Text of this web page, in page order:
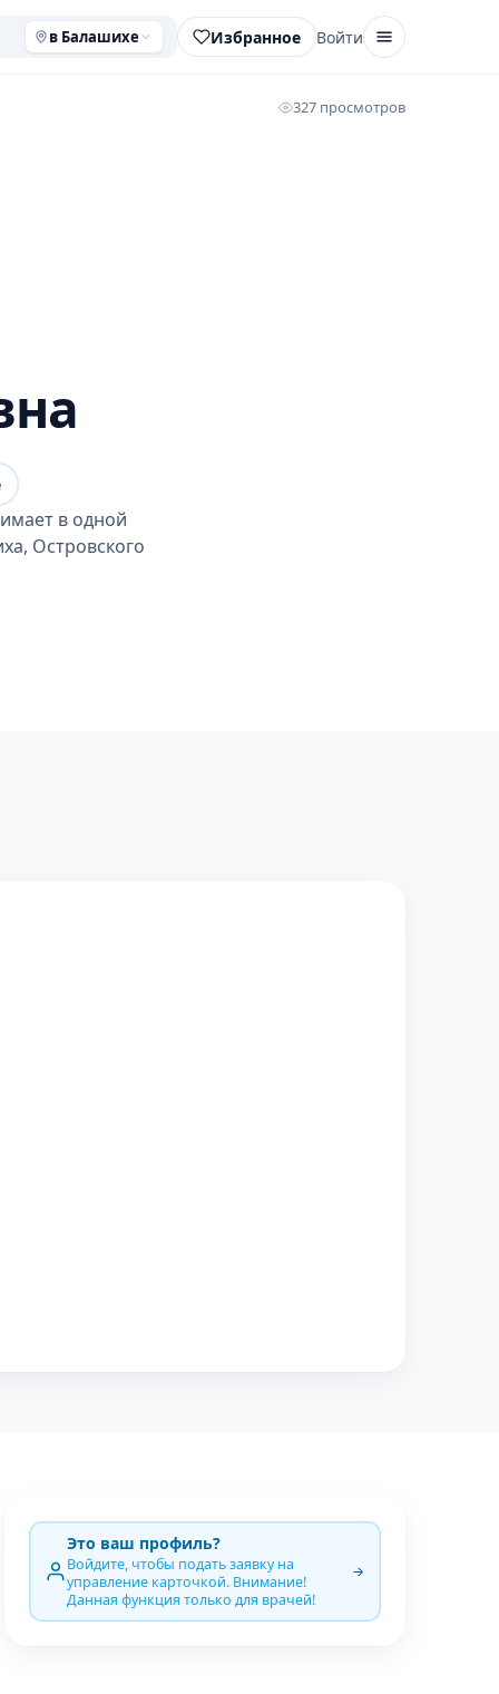
в Балашихе Избранное Войти
327 просмотров
в одной
Островского
Это ваш профиль?
Войдите, чтобы подать заявку на
управление карточкой. Внимание!
Данная функция только для врачей!